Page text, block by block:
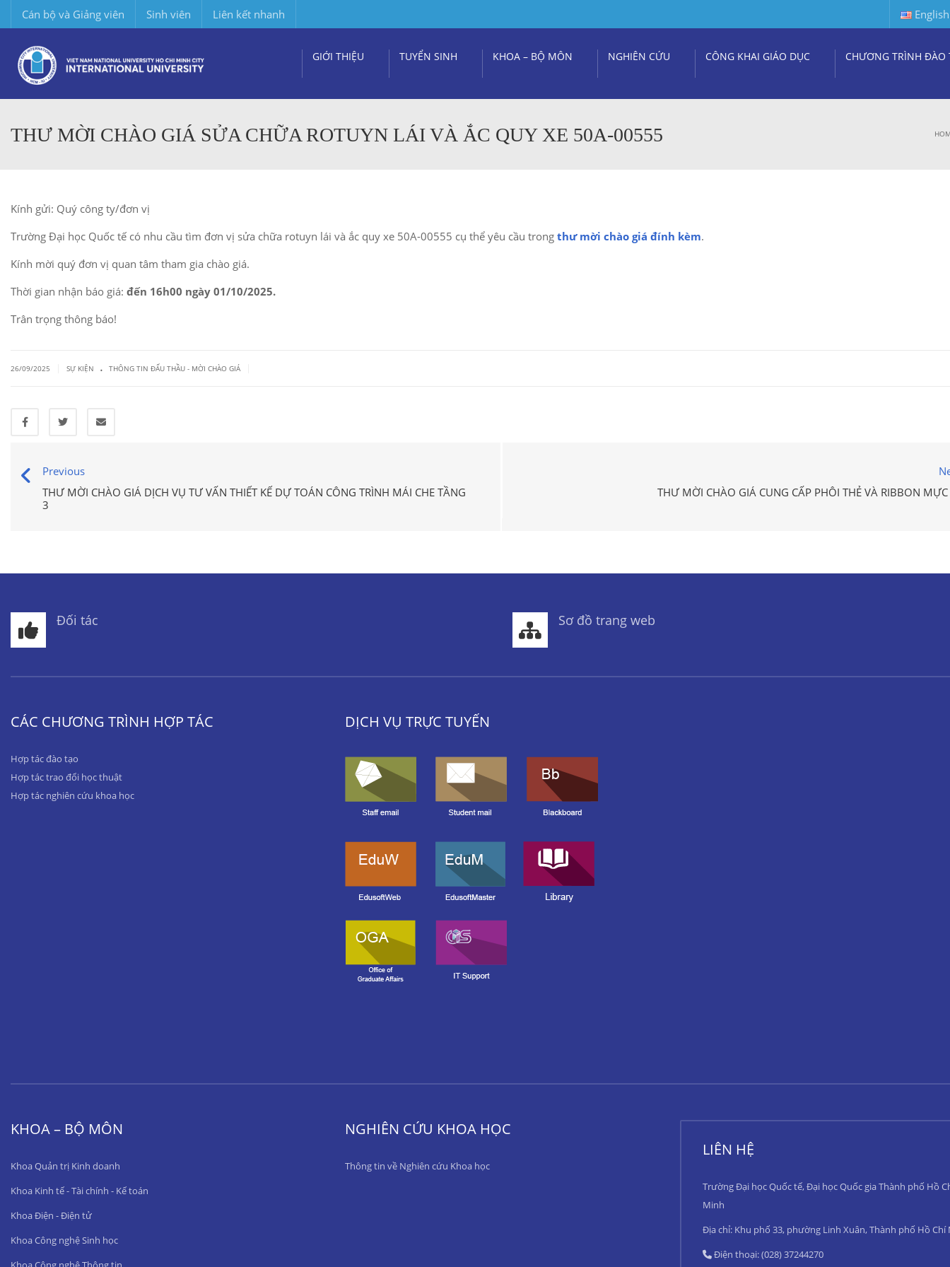
Cán bộ và Giảng viên Sinh viên Liên kết nhanh English
GIỚI THIỆU TUYỂN SINH KHOA – BỘ MÔN NGHIÊN CỨU CÔNG KHAI GIÁO DỤC CHƯƠNG TRÌNH ĐÀO
THƯ MỜI CHÀO GIÁ SỬA CHỮA ROTUYN LÁI VÀ ẮC QUY XE 50A-00555
Kính gửi: Quý công ty/đơn vị
Trường Đại học Quốc tế có nhu cầu tìm đơn vị sửa chữa rotuyn lái và ắc quy xe 50A-00555 cụ thể yêu cầu trong thư mời chào giá đính kèm.
Kính mời quý đơn vị quan tâm tham gia chào giá.
Thời gian nhận báo giá: đến 16h00 ngày 01/10/2025.
Trân trọng thông báo!
26/09/2025 SỰ KIỆN . THÔNG TIN ĐẤU THẦU - MỜI CHÀO GIÁ
Previous
THƯ MỜI CHÀO GIÁ DỊCH VỤ TƯ VẤN THIẾT KẾ DỰ TOÁN CÔNG TRÌNH MÁI CHE TẦNG
3
THƯ MỜI CHÀO GIÁ CUNG CẤP PHÔI THẺ VÀ RIBBON
Đối tác Sơ đồ trang web
CÁC CHƯƠNG TRÌNH HỢP TÁC
Hợp tác đào tạo
Hợp tác trao đổi học thuật
Hợp tác nghiên cứu khoa học
DỊCH VỤ TRỰC TUYẾN
KHOA – BỘ MÔN
Khoa Quản trị Kinh doanh
Khoa Kinh tế - Tài chính - Kế toán
Khoa Điện - Điện tử
Khoa Công nghệ Sinh học
NGHIÊN CỨU KHOA HỌC
Thông tin về Nghiên cứu Khoa học
LIÊN HỆ
Trường Đại học Quốc tế, Đại học Quốc gia Thành phố Hồ
Minh
Địa chỉ: Khu phố 33, phường Linh Xuân, Thành phố Hồ Chí
Điện thoại: (028) 37244270